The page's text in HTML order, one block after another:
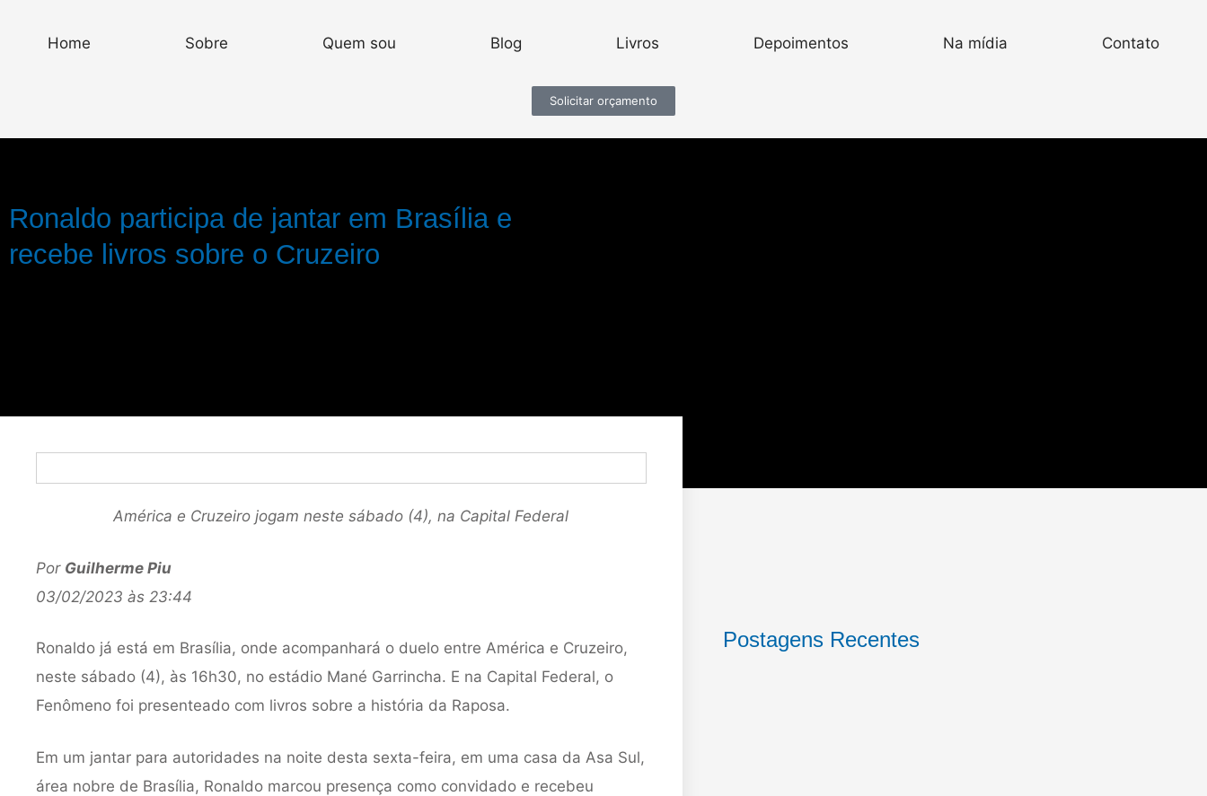
Home Sobre Quem sou Blog Livros Depoimentos Na mídia Contato
Solicitar orçamento
Ronaldo participa de jantar em Brasília e
recebe livros sobre o Cruzeiro
América e Cruzeiro jogam neste sábado (4), na Capital Federal
Por Guilherme Piu
03/02/2023 às 23:44
Ronaldo já está em Brasília, onde acompanhará o duelo entre América e Cruzeiro,
neste sábado (4), às 16h30, no estádio Mané Garrincha. E na Capital Federal, o
Fenômeno foi presenteado com livros sobre a história da Raposa.
Em um jantar para autoridades na noite desta sexta-feira, em uma casa da Asa Sul,
área nobre de Brasília, Ronaldo marcou presença como convidado e recebeu
Postagens Recentes